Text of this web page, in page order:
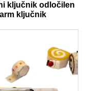
ključnik odločilen
ključnik